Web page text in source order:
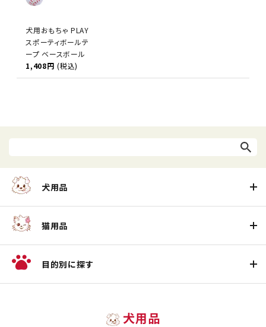
犬用おもちゃ PLAY
スポーティボールテ
ープ ベースボール
1,408円 (税込)
犬用品
猫用品
目的別に探す
犬用品